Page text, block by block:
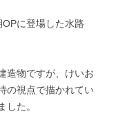
に登場した水路
造物ですが、けいお
の視点で描かれてい
した。